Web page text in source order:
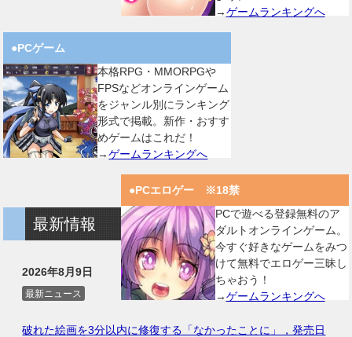
→ゲームランキングへ
●PCゲーム
本格RPG・MMORPGや
FPSなどオンラインゲーム
をジャンル別にランキング
形式で掲載。新作・おすす
めゲームはこれだ！
→ゲームランキングへ
●PCエロゲー ※18禁
PCで遊べる登録無料のア
ダルトオンラインゲーム。
今すぐ好きなゲームをみつ
けて無料でエロゲー三昧し
ちゃおう！
→ゲームランキングへ
最新情報
2026年8月9日
最新ニュース
破れた絵画を3分以内に修復する「なかったことに」，発売日